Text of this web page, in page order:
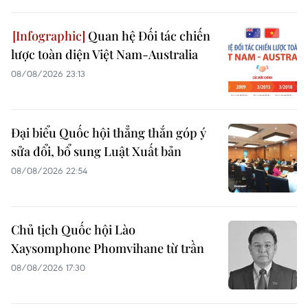
Quan hệ Đối tác chiến
lược toàn diện Việt Nam-Australia
08/08/2026 23:13
Đại biểu Quốc hội thẳng thắn góp ý
sửa đổi, bổ sung Luật Xuất bản
08/08/2026 22:54
Chủ tịch Quốc hội Lào
Xaysomphone Phomvihane từ trần
08/08/2026 17:30